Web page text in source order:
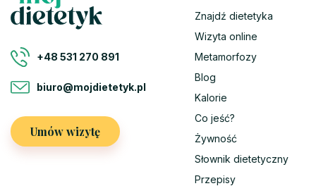
+48 531 270 891
biuro@mojdietetyk.pl
Umów wizytę
Znajdź dietetyka
Wizyta online
Metamorfozy
Blog
Kalorie
Co jeść?
Żywność
Słownik dietetyczny
Przepisy